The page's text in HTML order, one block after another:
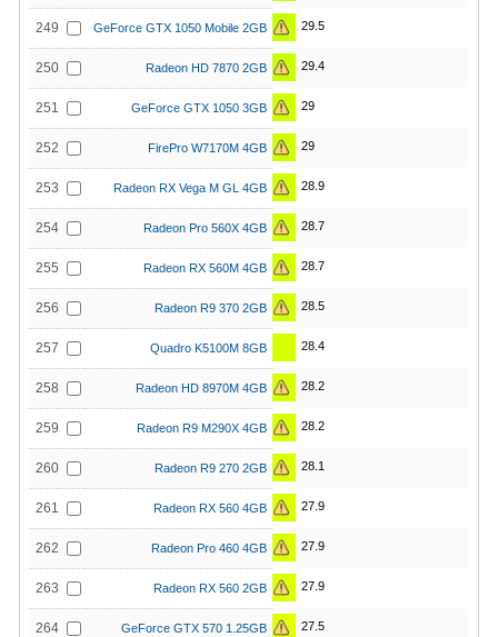
249 GeForce GTX 1050 Mobile 2GB 29.5
250 Radeon HD 7870 2GB 29.4
251 GeForce GTX 1050 3GB 29
252 FirePro W7170M 4GB 29
253 Radeon RX Vega M GL 4GB 28.9
254 Radeon Pro 560X 4GB 28.7
255 Radeon RX 560M 4GB 28.7
256 Radeon R9 370 2GB 28.5
257 Quadro K5100M 8GB 28.4
258 Radeon HD 8970M 4GB 28.2
259 Radeon R9 M290X 4GB 28.2
260 Radeon R9 270 2GB 28.1
261 Radeon RX 560 4GB 27.9
262 Radeon Pro 460 4GB 27.9
263 Radeon RX 560 2GB 27.9
264 GeForce GTX 570 1.25GB 27.5